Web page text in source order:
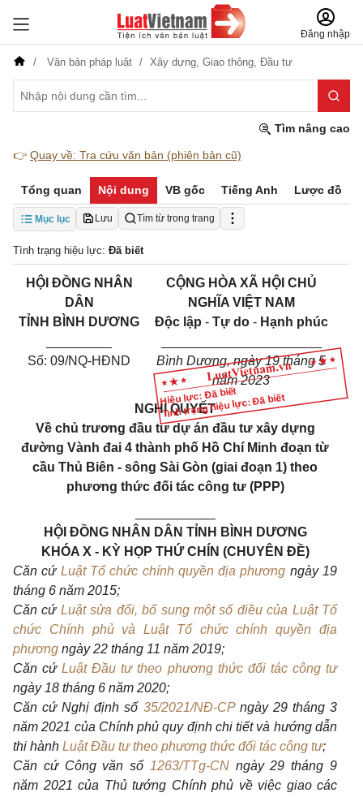
Đăng nhập
Văn bản pháp luật Xây dựng, Giao thông, Đầu tư
Tìm nâng cao
👉 Quay về: Tra cứu văn bản (phiên bản cũ)
Tổng quan Nội dung VB gốc Tiếng Anh Lược đồ
Mục lục Lưu Tìm từ trong trang
Tình trạng hiệu lực: Đã biết
Hiệu lực: Đã biết
Tình trạng hiệu lực: Đã biết
HỘI ĐỒNG NHÂN
DÂN
TỈNH BÌNH DƯƠNG
Số: 09/NQ-HĐND
CỘNG HÒA XÃ HỘI CHỦ
NGHĨA VIỆT NAM
Độc lập - Tự do - Hạnh phúc
Bình Dương, ngày 19 tháng 5
năm 2023
NGHỊ QUYẾT
Về chủ trương đầu tư dự án đầu tư xây dựng
đường Vành đai 4 thành phố Hồ Chí Minh đoạn từ
cầu Thủ Biên - sông Sài Gòn (giai đoạn 1) theo
phương thức đối tác công tư (PPP)
HỘI ĐỒNG NHÂN DÂN TỈNH BÌNH DƯƠNG
KHÓAX - KỲ HỌP THỨ CHÍN (CHUYÊN ĐỀ)
Căn cứ Luật Tổ chức chính quyền địa phương ngày 19
tháng 6 năm 2015;
Căn cứ Luật sửa đổi, bổ sung một số điều của Luật Tổ
chức Chính phủ và Luật Tổ chức chính quyền địa
phương ngày 22 tháng 11 năm 2019;
Căn cứLuật Đầu tư theo phương thức đối tác công tư
ngày 18 tháng 6 năm 2020;
Căn cứ Nghị định số 35/2021/NĐ-CPngày 29 tháng 3
năm 2021 của Chính phủ quy định chitiết và hướng dẫn
thi hành Luật Đầu tư theo phương thức đối tác công tư;
Căn cứ Công văn số 1263/TTg-CNngày 29 tháng 9
năm 2021 của Thủ tướng Chính phủ về việc giao các